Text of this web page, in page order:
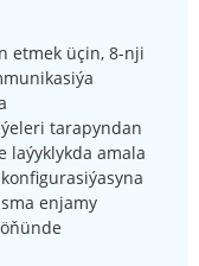
etmek üçin, 8-nji
tarapyndan
amala
enjamy